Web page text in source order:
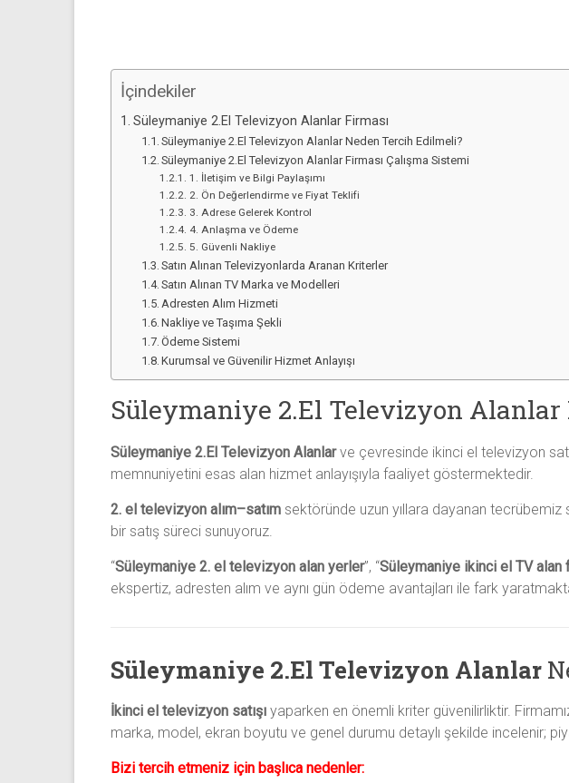
ödeme
alabilirsiniz.
alanlar
adresten
İçindekiler
Süleymaniye 2.El Televizyon Alanlar Firması
Süleymaniye 2.El Televizyon Alanlar Neden Tercih Edilmeli?
Süleymaniye 2.El Televizyon Alanlar Firması Çalışma Sistemi
1. İletişim ve Bilgi Paylaşımı
2. Ön Değerlendirme ve Fiyat Teklifi
3. Adrese Gelerek Kontrol
4. Anlaşma ve Ödeme
5. Güvenli Nakliye
Satın Alınan Televizyonlarda Aranan Kriterler
Satın Alınan TV Marka ve Modelleri
Adresten Alım Hizmeti
Nakliye ve Taşıma Şekli
Ödeme Sistemi
Kurumsal ve Güvenilir Hizmet Anlayışı
Süleymaniye 2.El Televizyon Alanlar
Süleymaniye 2.El Televizyon Alanlarve çevresinde ikinci el televizyon
memnuniyetini esas alan hizmet anlayışıyla faaliyet göstermektedir.
2. el televizyon alım–satım sektöründe uzun yıllara dayanan
bir satış süreci sunuyoruz.
“Süleymaniye 2. el televizyon alan yerler”, “Süleymaniye ikinci el TV alan
ekspertiz, adresten alım ve aynı gün ödeme avantajları ile fark
Süleymaniye 2.El Televizyon Alanlar
İkinci el televizyon satışı yaparken en önemli kriter güvenilirliktir.
marka, model, ekran boyutu ve genel durumu detaylı şekilde incelenir;
Bizi tercih etmeniz için başlıca nedenler: